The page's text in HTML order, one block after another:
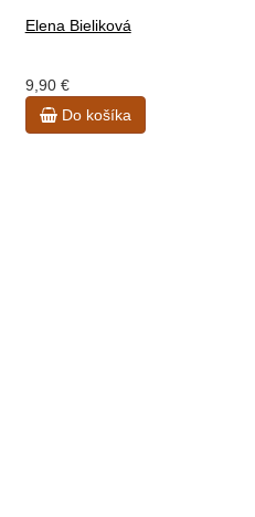
Elena Bieliková
9,90 €
Do košíka